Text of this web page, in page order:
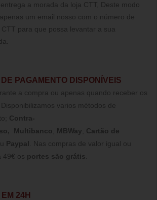
a morada da loja CTT, Deste modo
um email nosso com o número de
para que possa levantar a sua
DE PAGAMENTO DISPONÍVEIS
a compra ou apenas quando receber os
varios métodos de
Contra-
, Multibanco MBWay
Cartão de
Paypal
Nas compras de valor igual ou
49€ os portes são grátis
24H